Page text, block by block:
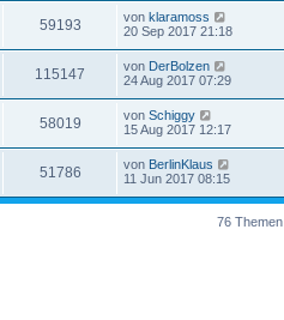
59193 von klaramoss
20 Sep 2017 21:18
115147 von DerBolzen
24 Aug 2017 07:29
58019 von Schiggy
15 Aug 2017 12:17
51786 von BerlinKlaus
11 Jun 2017 08:15
76 Themen